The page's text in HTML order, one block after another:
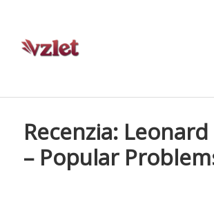
Recenzia:
– Popular